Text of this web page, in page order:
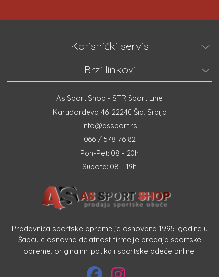
Korisnički servis
Brzi linkovi
As Sport Shop - STR Sport Line
Karađorđeva 46, 22240 Šid, Srbija
info@assport.rs
066 / 578 76 82
Pon-Pet: 08 - 20h
Subota: 08 - 19h
Prodavnica sportske opreme je osnovana 1995. godine u
Šapcu a osnovna delatnost firme je prodaja sportske
opreme, originalnih patika i sportske odeće online.